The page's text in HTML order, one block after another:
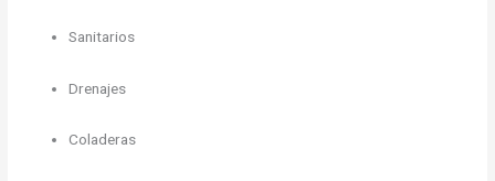
Sanitarios
Drenajes
Coladeras